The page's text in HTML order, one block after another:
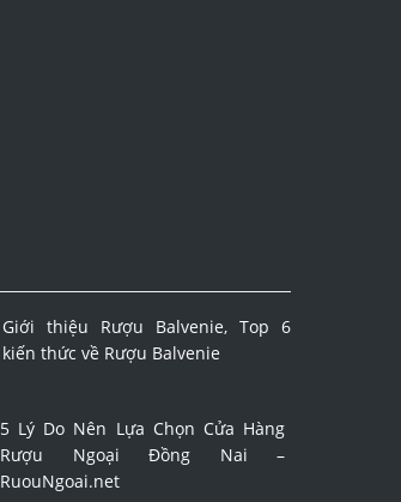
Giới thiệu Rượu Balvenie, Top 6
kiến thức về Rượu Balvenie
5 Lý Do Nên Lựa Chọn Cửa Hàng
Rượu Ngoại Đồng Nai –
RuouNgoai.net